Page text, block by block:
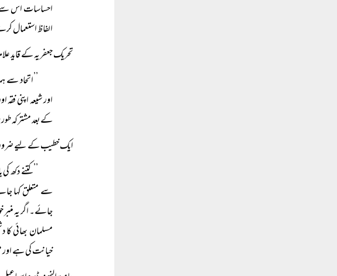
احساسات اس سے
الفاظ استعمال
تحریک جعفریہ کے قاید
’’اتحاد
اور شیعہ اپنی
کے بعد مشترکہ
ایک خطیب کے لیے ضروری
’’کتنے
سے متعلق کہا
جائے۔ اگر یہ
مسلمان بھائی
خیانت کی ہے